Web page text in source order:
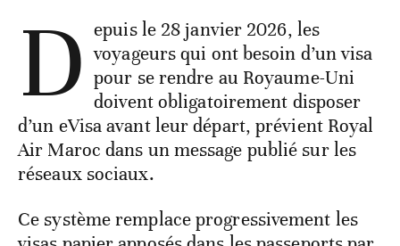
D epuis le 28 janvier 2026, les
voyageurs qui ont besoin d’un visa
pour se rendre au Royaume-Uni
doivent obligatoirement disposer
d’un eVisa avant leur départ, prévient Royal
Air Maroc dans un message publié sur les
réseaux sociaux.
Ce système remplace progressivement les